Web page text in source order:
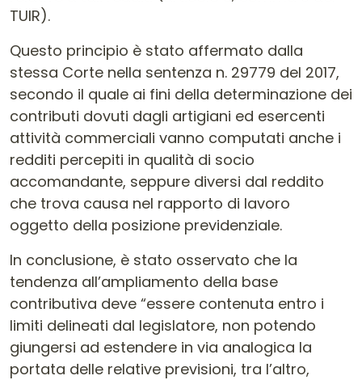
TUIR).
Questo principio è stato affermato dalla
stessa Corte nella sentenza n. 29779 del 2017,
secondo il quale ai fini della determinazione dei
contributi dovuti dagli artigiani ed esercenti
attività commerciali vanno computati anche i
redditi percepiti in qualità di socio
accomandante, seppure diversi dal reddito
che trova causa nel rapporto di lavoro
oggetto della posizione previdenziale.
In conclusione, è stato osservato che la
tendenza all’ampliamento della base
contributiva deve “essere contenuta entro i
limiti delineati dal legislatore, non potendo
giungersi ad estendere in via analogica la
portata delle relative previsioni, tra l’altro,